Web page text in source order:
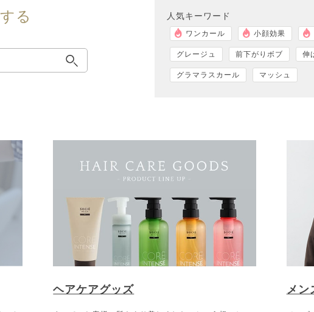
る 人気キーワード
ワンカール 小顔効果
グレージュ 前下がりボブ 伸
グラマラスカール マッシュ
ヘアケアグッズ メン